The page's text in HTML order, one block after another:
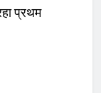
प्रथम